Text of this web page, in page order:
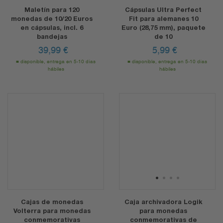
Maletín para 120
monedas de 10/20 Euros
en cápsulas, incl. 6
bandejas
39,99 €
disponible, entrega en 5-10 días
hábiles
Cápsulas Ultra Perfect
Fit para alemanes 10
Euro (28,75 mm), paquete
de 10
5,99 €
disponible, entrega en 5-10 días
hábiles
Cajas de monedas
Volterra para monedas
conmemorativas
1 2 3 4
Caja archivadora Logik
para monedas
conmemorativas de